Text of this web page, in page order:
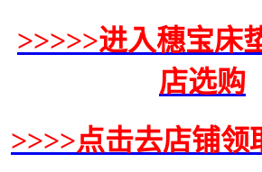
>>>>>进入穗宝床
店选购
>>>>点击去店铺领